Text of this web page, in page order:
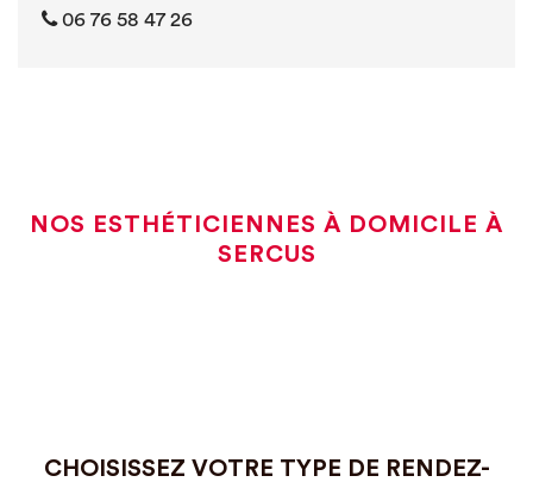
06 76 58 47 26
NOS ESTHÉTICIENNES À DOMICILE À
SERCUS
CHOISISSEZ VOTRE TYPE DE RENDEZ-